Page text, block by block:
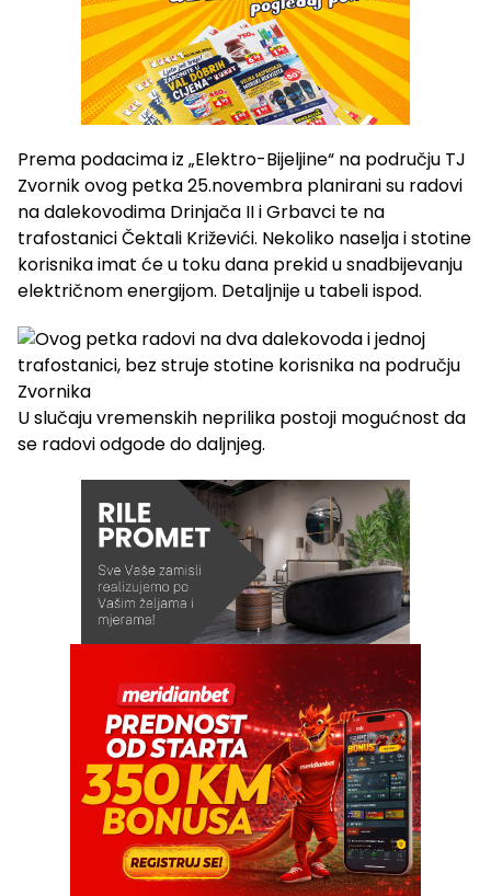
Prema podacima iz „Elektro-Bijeljine“ na području TJ
Zvornik ovog petka 25.novembra planirani su radovi
na dalekovodima Drinjača II i Grbavci te na
trafostanici Čektali Križevići. Nekoliko naselja i stotine
korisnika imat će u toku dana prekid u snadbijevanju
električnom energijom. Detaljnije u tabeli ispod.
U slučaju vremenskih neprilika postoji mogućnost da
se radovi odgode do daljnjeg.